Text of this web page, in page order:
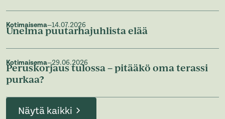
Kotimaisema—14.07.2026
Unelma puutarhajuhlista elää
Kotimaisema—29.06.2026
Peruskorjaus tulossa – pitääkö oma terassi
purkaa?
Näytä kaikki